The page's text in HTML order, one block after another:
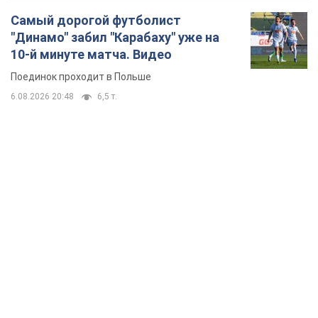
Самый дорогой футболист
"Динамо" забил "Карабаху" уже на
10-й минуте матча. Видео
Поединок проходит в Польше
6.08.2026 20:48 6,5 т.